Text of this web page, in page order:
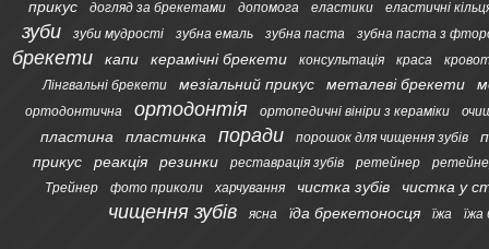
прикус
догляд за брекетами допомога еластики еластичні
зуби зуби мудрості зубна емаль зубна паста зубна паста з
брекети капи керамічні брекети консультація краса
Лінгвальні брекети
мезіальний прикус металеві брекети
ортодонтична ортодонтія ортопедичні вініри з кераміки
пластина пластинка поради порошок для чищення зубів
прикус
реакція резинки реставрація зубів ретейнер
Трейнер
фото приколи харчування чистка зубів чистка у
чищення зубів ясна їда брекетоносця їжа